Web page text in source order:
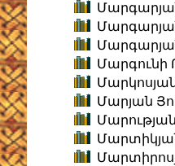
Մարգունի
Մարյան
Մարության